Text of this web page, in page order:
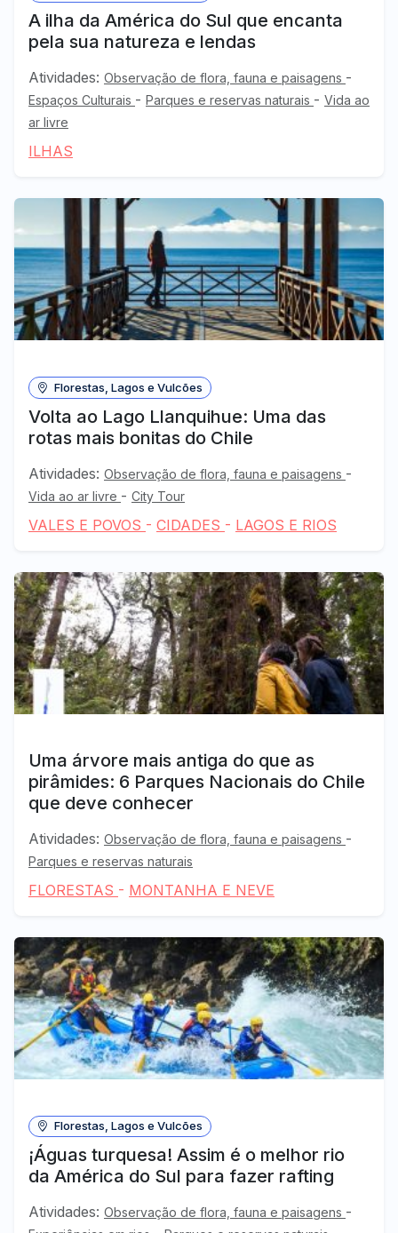
A ilha da América do Sul que encanta
pela sua natureza e lendas
Atividades: Observação de flora, fauna e paisagens -
Espaços Culturais - Parques e reservas naturais - Vida ao
ar livre
ILHAS
Florestas, Lagos e Vulcões
Volta ao Lago Llanquihue: Uma das
rotas mais bonitas do Chile
Atividades: Observação de flora, fauna e paisagens -
Vida ao ar livre - City Tour
VALES E POVOS - CIDADES - LAGOS E RIOS
Uma árvore mais antiga do que as
pirâmides: 6 Parques Nacionais do Chile
que deve conhecer
Atividades: Observação de flora, fauna e paisagens -
Parques e reservas naturais
FLORESTAS - MONTANHA E NEVE
Florestas, Lagos e Vulcões
¡Águas turquesa! Assim é o melhor rio
da América do Sul para fazer rafting
Atividades: Observação de flora, fauna e paisagens -